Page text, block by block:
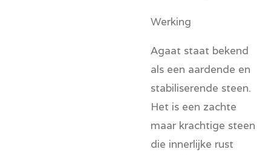
Werking
Agaat staat bekend
als een aardende en
stabiliserende steen.
Het is een zachte
maar krachtige steen
die innerlijke rust